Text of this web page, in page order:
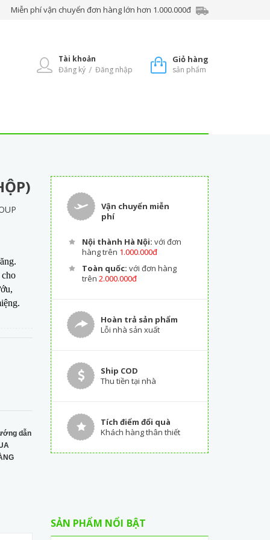
Miễn phí vận chuyển đơn hàng lớn hơn 1.000.000đ
Tài khoản
Đăng ký / Đăng nhập
Giỏ hàng
sản phẩm
dẫn
Vận chuyển miễn
phí
Nội thành Hà Nội: với đơn
hàng trên 1.000.000đ
Toàn quốc: với đơn hàng
trên 2.000.000đ
Hoàn trả sản phẩm
Lỗi nhà sản xuất
Ship COD
Thu tiền tại nhà
Tích điểm đổi quà
Khách hàng thân thiết
SẢN PHẨM NỔI BẬT